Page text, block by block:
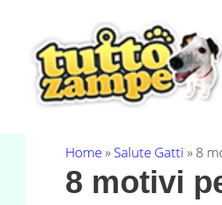
contenuto
Home» Salute Gatti » 8
8 motivi